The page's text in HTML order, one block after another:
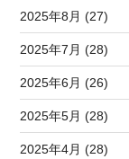
2025年8月 (27)
2025年7月 (28)
2025年6月 (26)
2025年5月 (28)
2025年4月 (28)